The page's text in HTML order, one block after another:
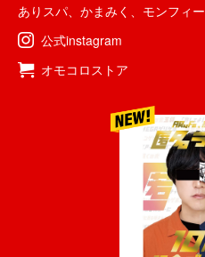
ありスパ
かまみく モンフィー
公式instagram
オモコロストア